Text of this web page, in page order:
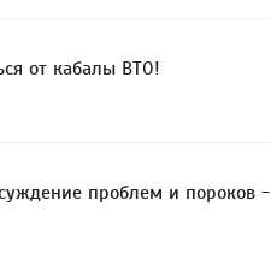
от кабалы ВТО!
проблем и пороков -